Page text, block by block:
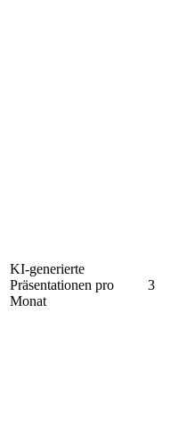
KI-generierte
Präsentationen pro
Monat
3